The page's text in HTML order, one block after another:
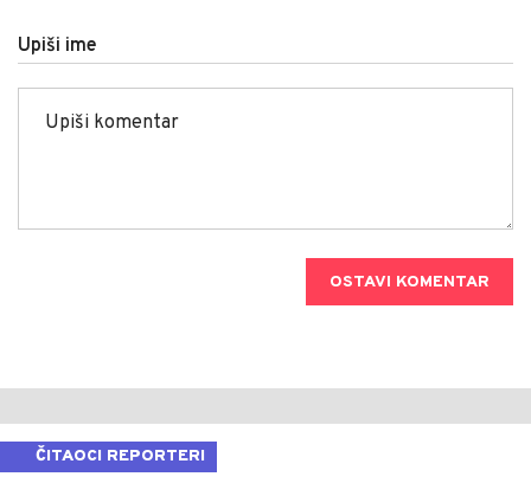
Upiši ime
OSTAVI KOMENTAR
ČITAOCI REPORTERI